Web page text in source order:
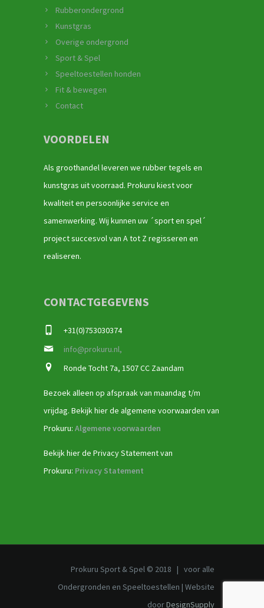
Rubberondergrond
Kunstgras
Overige ondergrond
Sport & Spel
Speeltoestellen honden
Fit & bewegen
Contact
VOORDELEN
Als groothandel leveren we rubber tegels en
kunstgras uit voorraad. Prokuru kiest voor
kwaliteit en persoonlijke service en
samenwerking. Wij kunnen uw ´sport en spel´
project succesvol van A tot Z regisseren en
realiseren.
CONTACTGEGEVENS
+31(0)753030374
info@prokuru.nl,
Ronde Tocht 7a, 1507 CC Zaandam
Bezoek alleen op afspraak van maandag t/m
vrijdag. Bekijk hier de algemene voorwaarden van
Prokuru: Algemene voorwaarden
Bekijk hier de Privacy Statement van
Prokuru: Privacy Statement
Prokuru Sport & Spel © 2018 | voor alle
Ondergronden en Speeltoestellen | Website
doorDesignSupply